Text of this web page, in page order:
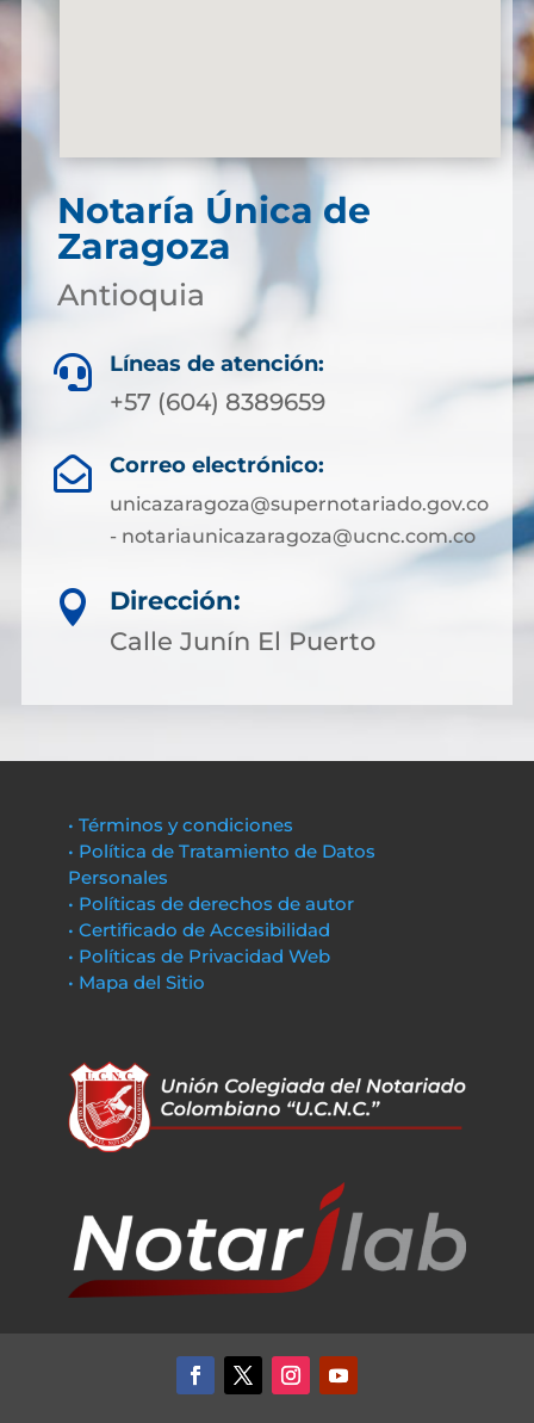
Notaría Única de
Zaragoza
Antioquia
 Líneas de atención:
+57 (604) 8389659
 Correo electrónico:
unicazaragoza@supernotariado.gov.co
- notariaunicazaragoza@ucnc.com.co

Dirección:
Calle Junín El Puerto
• Términos y condiciones
• Política de Tratamiento de Datos
Personales
• Políticas de derechos de autor
• Certificado de Accesibilidad
• Políticas de Privacidad Web
• Mapa del Sitio